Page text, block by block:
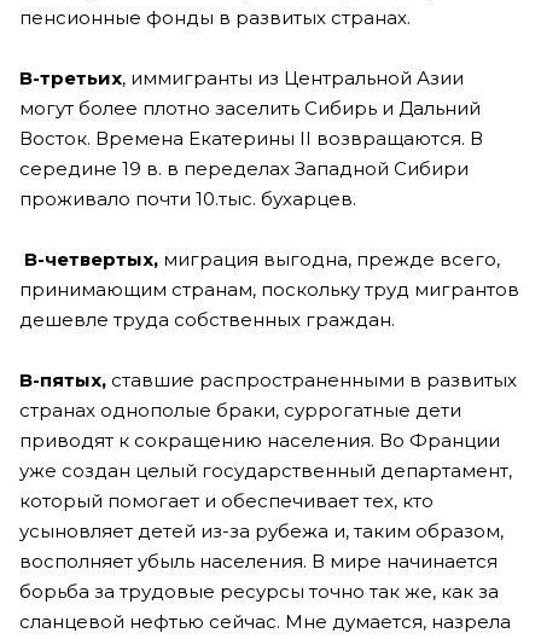
пенсионные фонды в развитых странах.
В-третьих, иммигранты из Центральной Азии
могут более плотно заселить Сибирь и Дальний
Восток. Времена Екатерины II возвращаются. В
середине 19 в. в переделах Западной Сибири
проживало почти 10.тыс. бухарцев.
В-четвертых, миграция выгодна, прежде всего,
принимающим странам, поскольку труд мигрантов
дешевле труда собственных граждан.
В-пятых, ставшие распространенными в развитых
странах однополые браки, суррогатные дети
приводят к сокращению населения. Во Франции
уже создан целый государственный департамент,
который помогает и обеспечивает тех, кто
усыновляет детей из-за рубежа и, таким образом,
восполняет убыль населения. В мире начинается
борьба за трудовые ресурсы точно так же, как за
сланцевой нефтью сейчас. Мне думается, назрела